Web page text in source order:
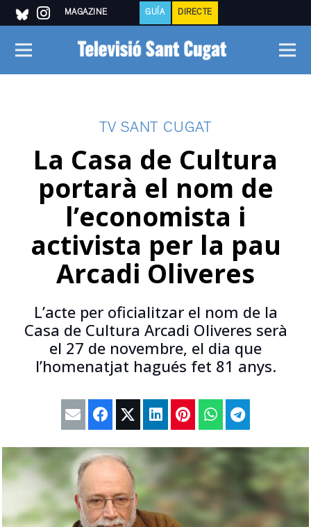
MAGAZINE GUÍA DIRECTE
TV SANT CUGAT
La Casa de Cultura
portarà el nom de
l’economista i
activista per la pau
Arcadi Oliveres
L’acte per oficialitzar el nom de la
Casa de Cultura Arcadi Oliveres serà
el 27 de novembre, el dia que
l’homenatjat hagués fet 81 anys.